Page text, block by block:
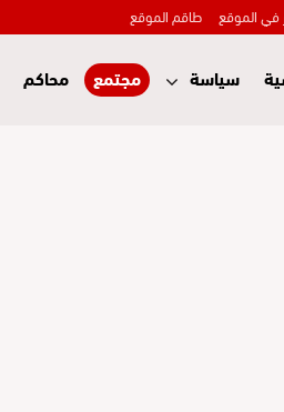
في الموقع طاقم الموقع
سياسة مجتمع محاكم